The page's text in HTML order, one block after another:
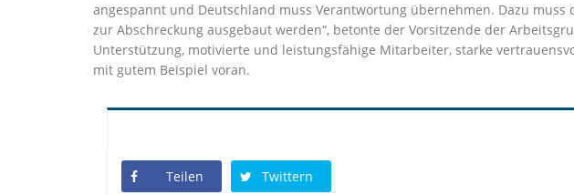
angespannt und Deutschland muss Verantwortung übernehmen. Dazu
zur Abschreckung ausgebaut werden“, betonte der Vorsitzende der
Unterstützung, ⁠motivierte und leistungsfähige Mitarbeiter, ⁠starke
mit gutem Beispiel voran.
Teilen Twittern